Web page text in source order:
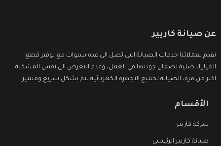
عن صيانة كاريير
نقدم لعملائنا خدمات الصيانة التى تصل الى عدة سنوات مع توفير قطع
الغيار الاصلية لضمان جودتها فى العمل، وعدم التعرض الى نفس المشكلة
اكثر من مرة، الصيانة لجميع الاجهزة الكهربائية تتم بشكل سريع ومتميز.
الأقسام
شركة كاريير
صيانة كاريير الرئيسي